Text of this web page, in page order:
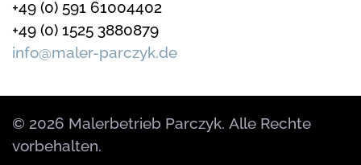
+49 (0) 591 61004402
+49 (0) 1525 3880879
info@maler-parczyk.de
© 2026 Malerbetrieb Parczyk. Alle Rechte
vorbehalten.